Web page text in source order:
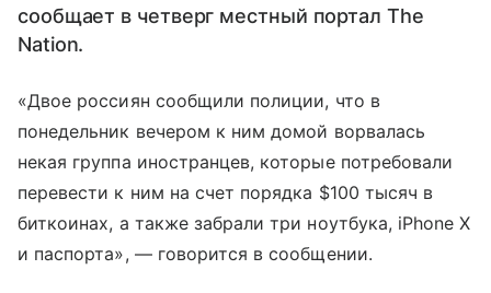
сообщает в четверг местный портал The
Nation.
«Двое россиян сообщили полиции, что в
понедельник вечером к ним домой ворвалась
некая группа иностранцев, которые потребовали
перевести к ним на счет порядка $100 тысяч в
биткоинах, а также забрали три ноутбука, iPhone X
и паспорта», — говорится в сообщении.